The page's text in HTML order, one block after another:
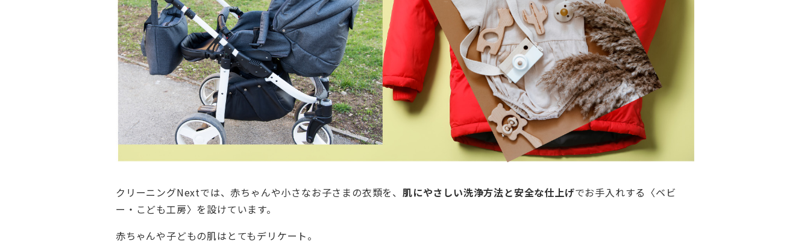
クリーニングNextでは、赤ちゃんや小さなお子さまの衣類を、 肌にやさしい洗浄方法と安全な仕上げでお手入れする〈ベビ
ー・こども工房〉を設けています。
赤ちゃんや子どもの肌はとてもデリケート。